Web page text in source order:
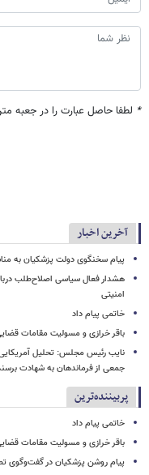
* لطفا حاصل عبارت را در جعبه
آخرین اخبار
پیام سخنگوی دولت پزشکیان به
هشدار فعال سیاسی اصلاح‌طلب
امنیتی
خاتمی پیام داد
باقر خرازی و مسولیت مقامات
نایب رئیس مجلس: تحلیل
جمعی از فرماندهان به شهادت
پربیننده‌ترین
خاتمی پیام داد
باقر خرازی و مسولیت مقامات
پیام روشن پزشکیان در